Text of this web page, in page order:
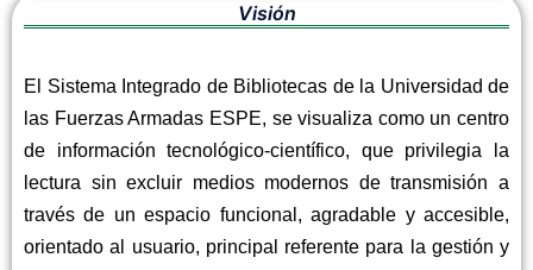
Visión
El Sistema Integrado de Bibliotecas de la Universidad de
las Fuerzas Armadas ESPE, se visualiza como un centro
de información tecnológico-científico, que privilegia la
lectura sin excluir medios modernos de transmisión a
través de un espacio funcional, agradable y accesible,
orientado al usuario, principal referente para la gestión y